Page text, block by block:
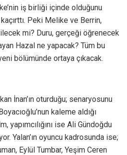
iş birliği içinde olduğunu
Peki Melike ve Berrin,
mi? Duru, gerçeği öğrenecek
Hazal ne yapacak? Tüm bu
bölümünde ortaya çıkacak.
İnan’ın oturduğu; senaryosunu
kaleme aldığı
yapımcılığını ise Ali Gündoğdu
Yalan’ın oyuncu kadrosunda ise;
Eylül Tumbar, Yeşim Ceren